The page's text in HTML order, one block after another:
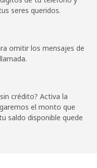
⁦$5⁩
⁦$5⁩
seres queridos.
omitir los mensajes de
crédito? Activa la
el monto que
saldo disponible quede